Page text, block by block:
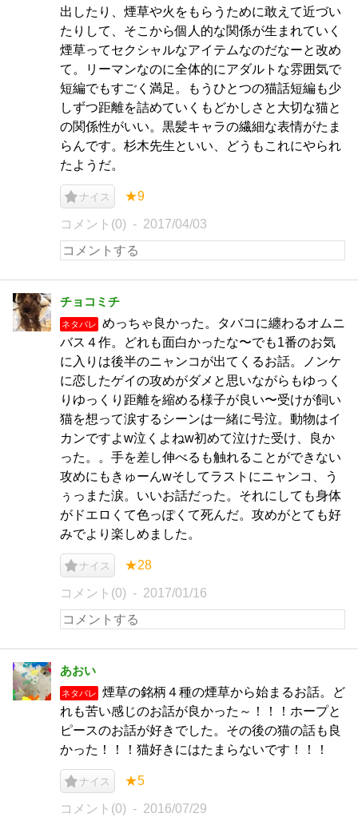
出したり、煙草や火をもらうために敢えて近づい
たりして、そこから個人的な関係が生まれていく
煙草ってセクシャルなアイテムなのだなーと改め
て。リーマンなのに全体的にアダルトな雰囲気で
短編でもすごく満足。もうひとつの猫話短編も少
しずつ距離を詰めていくもどかしさと大切な猫と
の関係性がいい。黒髪キャラの繊細な表情がたま
らんです。杉木先生といい、どうもこれにやられ
たようだ。
ナイス ★9
コメント(0) 2017/04/03
チョコミチ
ネタバレ
めっちゃ良かった。タバコに纏わるオムニ
バス４作。どれも面白かったな〜でも1番のお気
に入りは後半のニャンコが出てくるお話。ノンケ
に恋したゲイの攻めがダメと思いながらもゆっく
りゆっくり距離を縮める様子が良い〜受けが飼い
猫を想って涙するシーンは一緒に号泣。動物はイ
カンですよw泣くよねw初めて泣けた受け、良か
った。。手を差し伸べるも触れることができない
攻めにもきゅーんwそしてラストにニャンコ、う
ぅっまた涙。いいお話だった。それにしても身体
がドエロくて色っぽくて死んだ。攻めがとても好
みでより楽しめました。
ナイス ★28
コメント(0) 2017/01/16
あおい
ネタバレ
煙草の銘柄４種の煙草から始まるお話。ど
れも苦い感じのお話が良かった～！！！ホープと
ピースのお話が好きでした。その後の猫の話も良
かった！！！猫好きにはたまらないです！！！
ナイス ★5
コメント(0) 2016/07/29